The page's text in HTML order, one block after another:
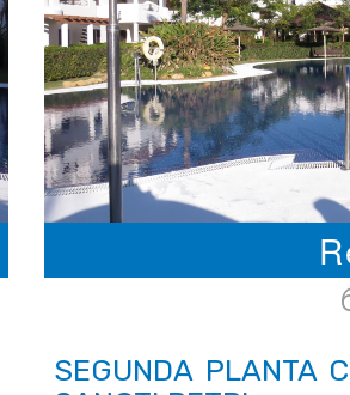
SEGUNDA PLANTA